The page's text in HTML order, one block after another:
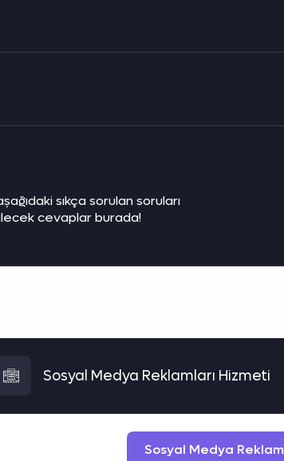
sıkça sorulan soruları
cevaplar burada!
Sosyal Medya Reklamları Hizmeti
Sosyal Medya